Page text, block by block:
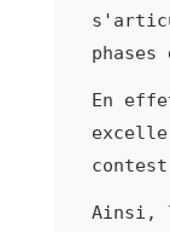
En
Ainsi,